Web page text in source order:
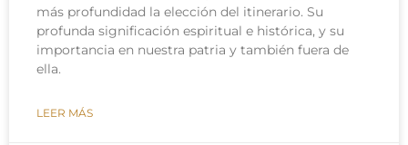
más profundidad la elección del itinerario. Su
profunda significación espiritual e histórica, y su
importancia en nuestra patria y también fuera de
ella.
LEER MÁS